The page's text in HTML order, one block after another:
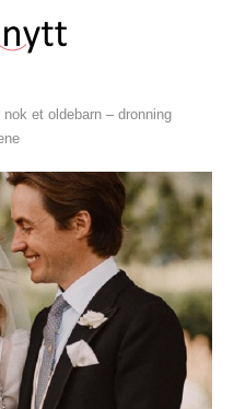
nok et oldebarn – dronning